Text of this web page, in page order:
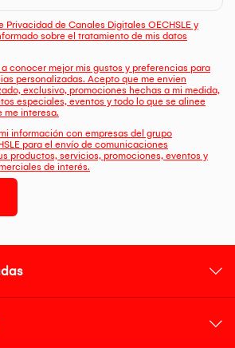
Privacidad de Canales Digitales OECHSLE y
sobre el tratamiento de mis datos
a conocer mejor mis gustos y preferencias para
personalizadas. Acepto que me envien
exclusivo, promociones hechas a mi medida,
especiales, eventos y todo lo que se alinee
me interesa.
información con empresas del grupo
para el envío de comunicaciones
productos, servicios, promociones, eventos y
de interés.